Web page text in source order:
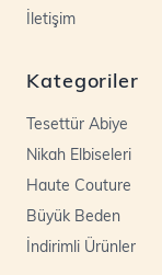
İletişim
Kategoriler
Tesettür Abiye
Nikah Elbiseleri
Haute Couture
Büyük Beden
İndirimli Ürünler